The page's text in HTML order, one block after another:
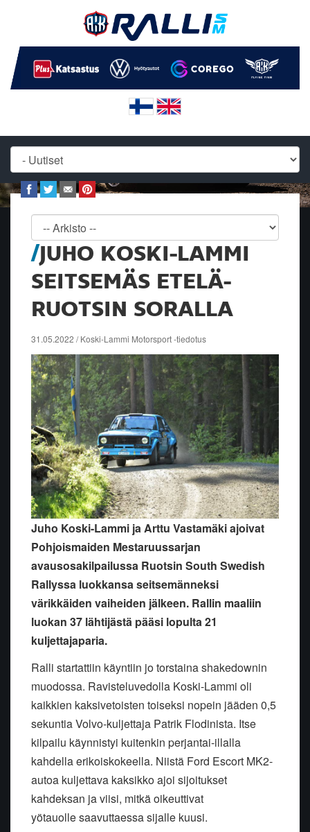
JUHO KOSKI-LAMMI
SEITSEMÄS ETELÄ-
RUOTSIN SORALLA
31.05.2022 / Koski-Lammi Motorsport -tiedotus
Juho Koski-Lammi ja Arttu Vastamäki ajoivat
Pohjoismaiden Mestaruussarjan
avausosakilpailussa Ruotsin South Swedish
Rallyssa luokkansa seitsemänneksi
värikkäiden vaiheiden jälkeen. Rallin maaliin
luokan 37 lähtijästä pääsi lopulta 21
kuljettajaparia.
Ralli startattiin käyntiin jo torstaina shakedownin
muodossa. Ravisteluvedolla Koski-Lammi oli
kaikkien kaksivetoisten toiseksi nopein jääden 0,5
sekuntia Volvo-kuljettaja Patrik Flodinista. Itse
kilpailu käynnistyi kuitenkin perjantai-illalla
kahdella erikoiskokeella. Niistä Ford Escort MK2-
autoa kuljettava kaksikko ajoi sijoitukset
kahdeksan ja viisi, mitkä oikeuttivat
yötauolle saavuttaessa sijalle kuusi.